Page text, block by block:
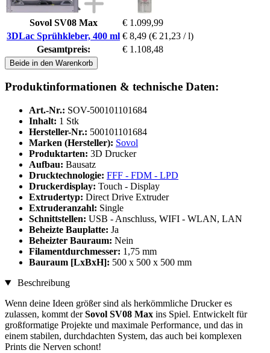
Sovol SV08 Max
€ 1.099,99
3DLac Sprühkleber, 400 ml € 8,49 (€ 21,23 / l)
Gesamtpreis:
€ 1.108,48
Beide in den Warenkorb
Produktinformationen & technische Daten:
Art.-Nr.: SOV-500101101684
Inhalt: 1 Stk
Hersteller-Nr.: 500101101684
Marken (Hersteller): Sovol
Produktarten: 3D Drucker
Aufbau: Bausatz
Drucktechnologie: FFF - FDM - LPD
Druckerdisplay: Touch - Display
Extrudertyp: Direct Drive Extruder
Extruderanzahl: Single
Schnittstellen: USB - Anschluss, WIFI - WLAN, LAN
Beheizte Bauplatte: Ja
Beheizter Bauraum: Nein
Filamentdurchmesser: 1,75 mm
Bauraum [LxBxH]: 500 x 500 x 500 mm
Beschreibung
Wenn deine Ideen größer sind als herkömmliche Drucker es
zulassen, kommt derSovol SV08 Max ins Spiel. Entwickelt für
großformatige Projekte und maximale Performance, und das in
einem stabilen, durchdachten System, das auch bei komplexen
Prints die Nerven schont!